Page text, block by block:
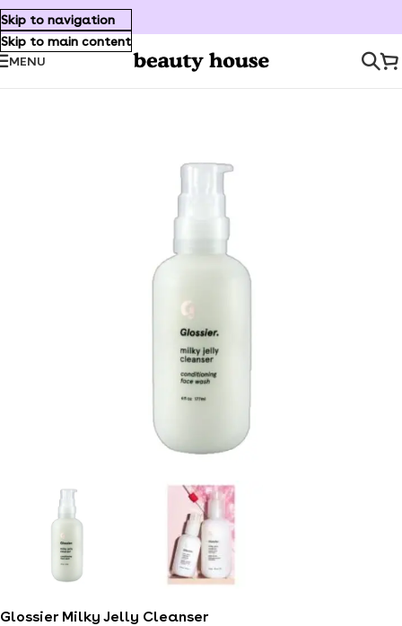
Skip to navigation
Skip to main content
MENU
Glossier Milky Jelly Cleanser